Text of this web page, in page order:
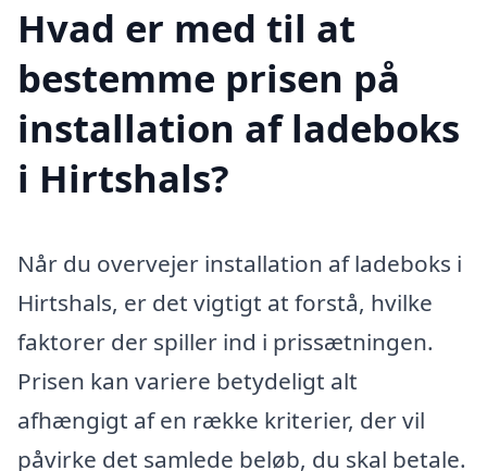
Hvad er med til at
bestemme prisen på
installation af ladeboks
i Hirtshals?
Når du overvejer installation af ladeboks i
Hirtshals, er det vigtigt at forstå, hvilke
faktorer der spiller ind i prissætningen.
Prisen kan variere betydeligt alt
afhængigt af en række kriterier, der vil
påvirke det samlede beløb, du skal betale.